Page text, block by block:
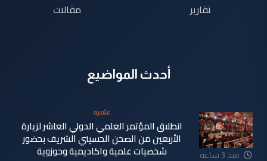
تقارير
مقالات
أحدث المواضيع
منذ 3 ساعة
علمية
انطلاق المؤتمر العلمي الدولي العاشر لزيارة
الأربعين من الصحن الحسيني الشريف بحضور
شخصيات علمية واكاديمية وحوزوية